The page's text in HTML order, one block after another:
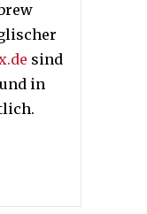
sind
in